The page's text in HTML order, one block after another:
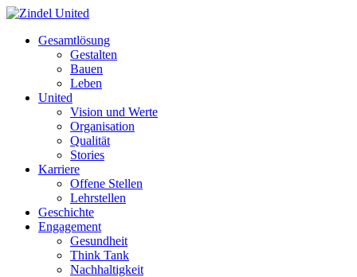
Gesamtlösung
Gestalten
Bauen
Leben
United
Vision und Werte
Organisation
Qualität
Stories
Karriere
Offene Stellen
Lehrstellen
Geschichte
Engagement
Gesundheit
Think Tank
Nachhaltigkeit